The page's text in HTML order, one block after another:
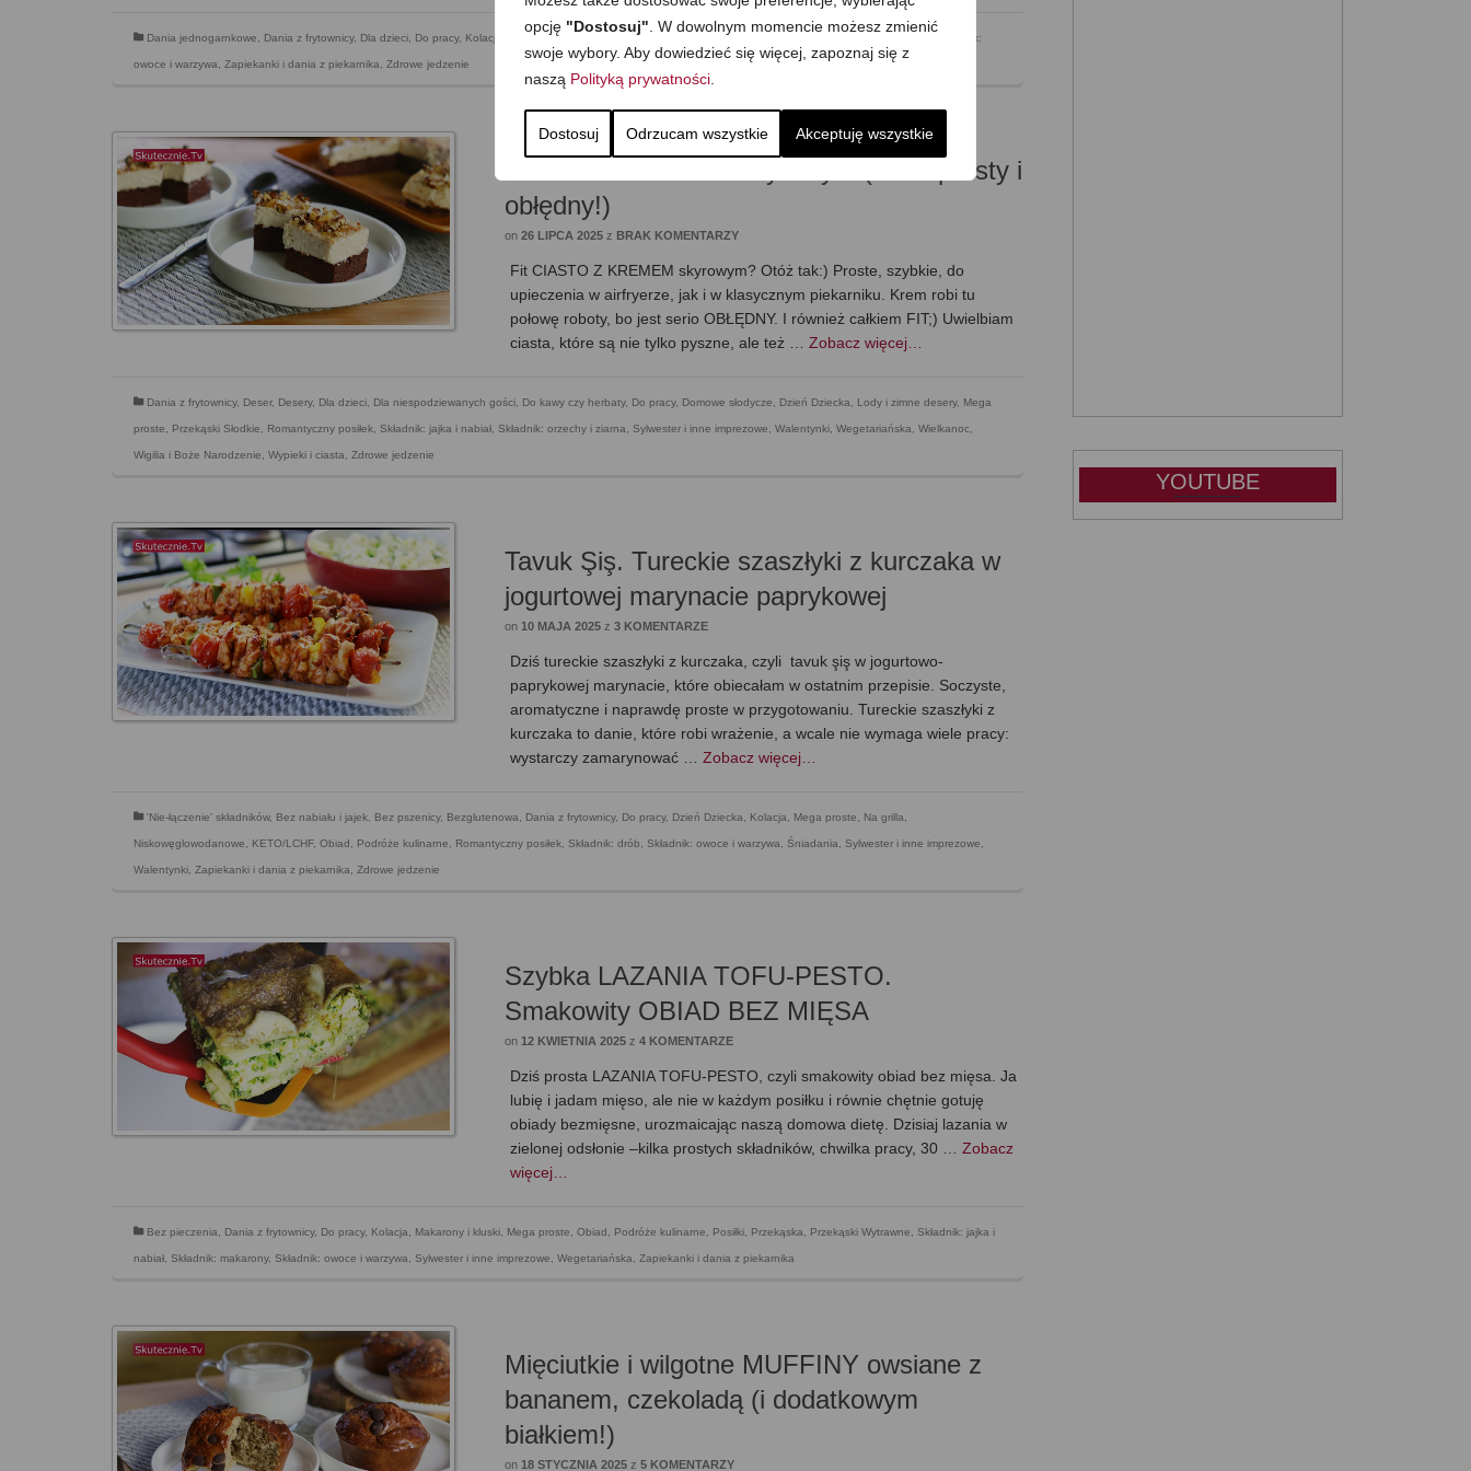
opcję "Dostosuj" . W dowolnym momencie możesz zmienić
swoje wybory. Aby dowiedzieć się więcej, zapoznaj się z
naszą Polityką prywatności
Dostosuj Odrzucam wszystkie Akceptuję wszystkie
Dania jednogarnkowe, Dania z frytownicy, Dla dzieci, Do pracy, Kolacja Mega proste Podróże kulinarne Posiłki Składnik:
owoce i warzywa, Zapiekanki i dania z piekarnika, Zdrowe jedzenie
Fit ciasto z kremem skyrowym (krem prosty i
obłędny!)
on26 LIPCA 2025 z BRAK KOMENTARZY
Fit CIASTO Z KREMEM skyrowym? Otóż tak:) Proste, szybkie, do
upieczenia w airfryerze, jak i w klasycznym piekarniku. Krem robi tu
połowę roboty, bo jest serio OBŁĘDNY. I również całkiem FIT;) Uwielbiam
ciasta, które są nie tylko pyszne, ale też …Zobacz więcej…
Dania z frytownicy, Deser, Desery, Dla dzieci, Dla niespodziewanych gości, Do kawy czy herbaty, Do pracy, Domowe słodycze, Dzień Dziecka, Lody i zimne desery, Mega
proste, Przekąski Słodkie, Romantyczny posiłek, Składnik: jajka i nabiał, Składnik: orzechy i ziarna, Sylwester i inne imprezowe, Walentynki, Wegetariańska, Wielkanoc,
Wigilia i Boże Narodzenie, Wypieki i ciasta, Zdrowe jedzenie
Tavuk Şiş. Tureckie szaszłyki z kurczaka w
jogurtowej marynacie paprykowej
on 10 MAJA 2025 z3 KOMENTARZE
Dziś tureckie szaszłyki z kurczaka, czyli tavuk şiş w jogurtowo-
paprykowej marynacie, które obiecałam w ostatnim przepisie. Soczyste,
aromatyczne i naprawdę proste w przygotowaniu. Tureckie szaszłyki z
kurczaka to danie, które robi wrażenie, a wcale nie wymaga wiele pracy:
wystarczy zamarynować …Zobacz więcej…
'Nie-łączenie' składników, Bez nabiału i jajek, Bez pszenicy, Bezglutenowa, Dania z frytownicy, Do pracy, Dzień Dziecka, Kolacja, Mega proste, Na grilla,
Niskowęglowodanowe, KETO/LCHF, Obiad, Podróże kulinarne, Romantyczny posiłek, Składnik: drób, Składnik: owoce i warzywa, Śniadania, Sylwester i inne imprezowe,
Walentynki, Zapiekanki i dania z piekarnika, Zdrowe jedzenie
Szybka LAZANIA TOFU-PESTO.
Smakowity OBIAD BEZ MIĘSA
on 12 KWIETNIA 2025 z4 KOMENTARZE
Dziś prosta LAZANIA TOFU-PESTO, czyli smakowity obiad bez mięsa. Ja
lubię i jadam mięso, ale nie w każdym posiłku i równie chętnie gotuję
obiady bezmięsne, urozmaicając naszą domowa dietę. Dzisiaj lazania w
zielonej odsłonie –kilka prostych składników, chwilka pracy, 30 …Zobacz
więcej…
Bez pieczenia, Dania z frytownicy, Do pracy, Kolacja, Makarony i kluski, Mega proste, Obiad, Podróże kulinarne, Posiłki, Przekąska, Przekąski Wytrawne, Składnik: jajka i
nabiał, Składnik: makarony, Składnik: owoce i warzywa, Sylwester i inne imprezowe, Wegetariańska, Zapiekanki i dania z piekarnika
Mięciutkie i wilgotne MUFFINY owsiane z
bananem, czekoladą (i dodatkowym
białkiem!)
on 18 STYCZNIA 2025 z5 KOMENTARZY
YOUTUBE